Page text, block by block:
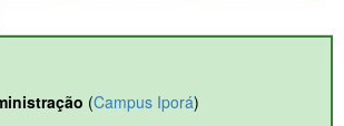
(Campus Iporá)